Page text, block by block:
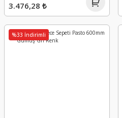
3.476,28 ₺
%33 İndirimli